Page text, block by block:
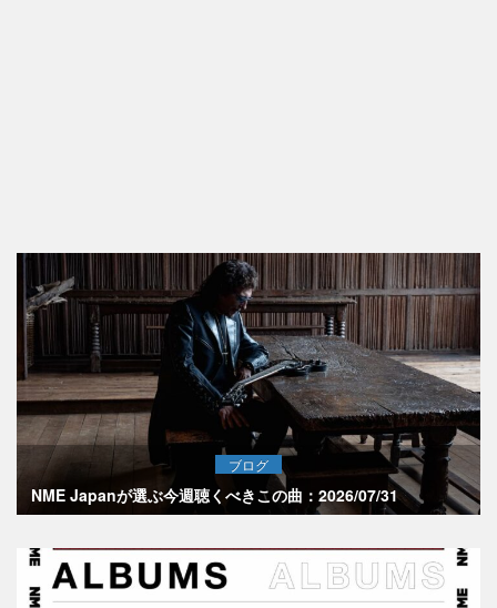
ブログ
NME Japanが選ぶ今週聴くべきこの曲：2026/07/31